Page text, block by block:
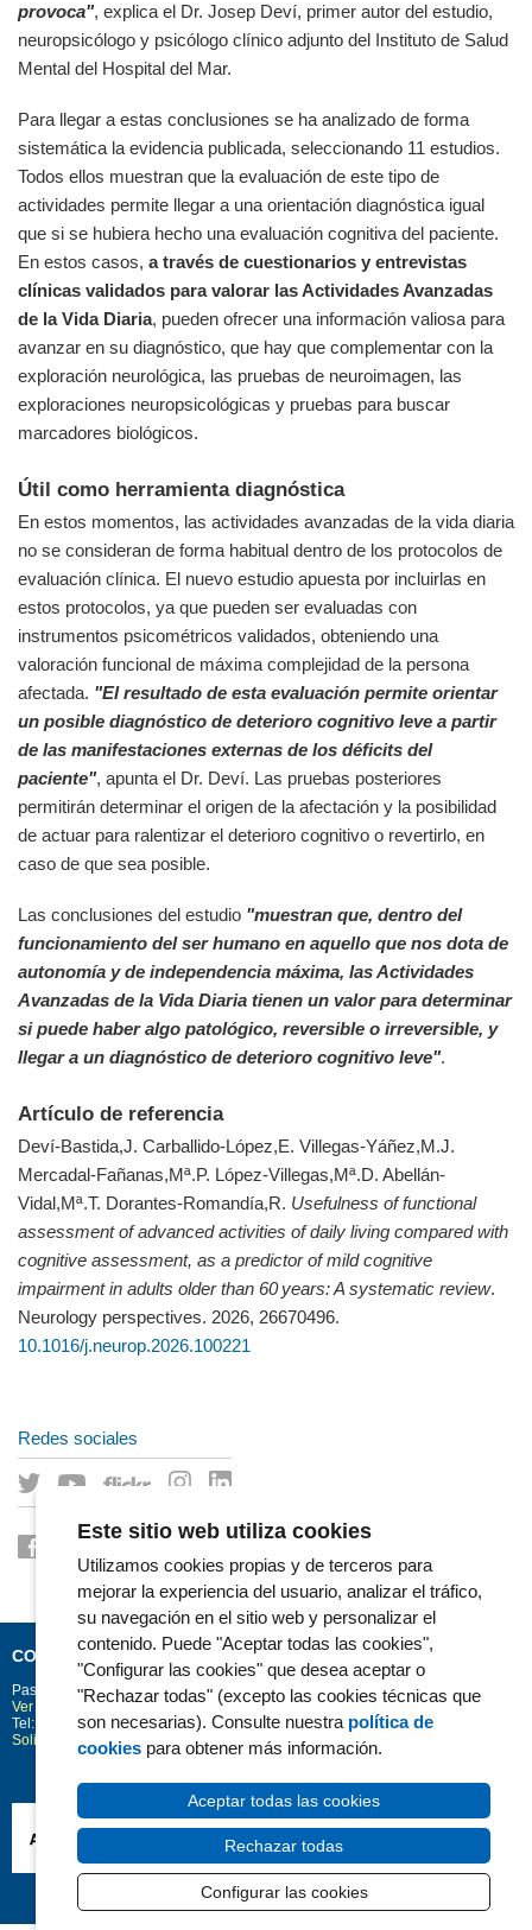
provoca", explica el Dr. Josep Deví, primer autor del estudio,
neuropsicólogo y psicólogo clínico adjunto del Instituto de Salud
Mental del Hospital del Mar.
Para llegar a estas conclusiones se ha analizado de forma
sistemática la evidencia publicada, seleccionando 11 estudios.
Todos ellos muestran que la evaluación de este tipo de
actividades permite llegar a una orientación diagnóstica igual
que si se hubiera hecho una evaluación cognitiva del paciente.
En estos casos, a través de cuestionarios y entrevistas
clínicas validados para valorar las Actividades Avanzadas
de la Vida Diaria, pueden ofrecer una información valiosa para
avanzar en su diagnóstico, que hay que complementar con la
exploración neurológica, las pruebas de neuroimagen, las
exploraciones neuropsicológicas y pruebas para buscar
marcadores biológicos.
Útil como herramienta diagnóstica
En estos momentos, las actividades avanzadas de la vida diaria
no se consideran de forma habitual dentro de los protocolos de
evaluación clínica. El nuevo estudio apuesta por incluirlas en
estos protocolos, ya que pueden ser evaluadas con
instrumentos psicométricos validados, obteniendo una
valoración funcional de máxima complejidad de la persona
afectada. "El resultado de esta evaluación permite orientar
un posible diagnóstico de deterioro cognitivo leve a partir
de las manifestaciones externas de los déficits del
paciente", apunta el Dr. Deví. Las pruebas posteriores
permitirán determinar el origen de la afectación y la posibilidad
de actuar para ralentizar el deterioro cognitivo o revertirlo, en
caso de que sea posible.
Las conclusiones del estudio "muestran que, dentro del
funcionamiento del ser humano en aquello que nos dota de
autonomía y de independencia máxima, las Actividades
Avanzadas de la Vida Diaria tienen un valor para determinar
si puede haber algo patológico, reversible o irreversible, y
llegar a un diagnóstico de deterioro cognitivo leve".
Artículo de referencia
Deví-Bastida,J. Carballido-López,E. Villegas-Yáñez,M.J.
Mercadal-Fañanas,Mª.P. López-Villegas,Mª.D. Abellán-
Vidal,Mª.T. Dorantes-Romandía,R. Usefulness of functional
assessment of advanced activities of daily living compared with
cognitive assessment, as a predictor of mild cognitive
impairment in adults older than 60 years: A systematic review.
Neurology perspectives. 2026, 26670496.
10.1016/j.neurop.2026.100221
Redes sociales
CONTACTO
Passeig Marítim 25-29 Barcelona 08003
Ver la situación en Google Maps
Tel: 93 248 30 00 · Fax: 93 248 32 54
Solicitud de información
Este sitio web utiliza cookies
Utilizamos cookies propias y de terceros para
mejorar la experiencia del usuario, analizar el tráfico,
su navegación en el sitio web y personalizar el
contenido. Puede "Aceptar todas las cookies",
"Configurar las cookies" que desea aceptar o
"Rechazar todas" (excepto las cookies técnicas que
son necesarias). Consulte nuestra política de
cookies para obtener más información.
Aceptar todas las cookies
Rechazar todas
Configurar las cookies